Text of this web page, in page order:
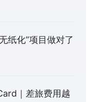
纸化”项目做对了
｜差旅费用越